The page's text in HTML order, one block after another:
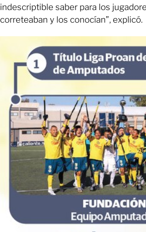
indescriptible saber para los
correteaban y los conocían”, explicó.